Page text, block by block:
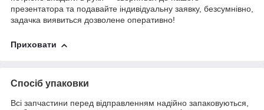
презентатора та подавайте індивідуальну заявку, безсумнівно,
задачка виявиться дозволене оперативно!
Приховати
Спосіб упаковки
Всі запчастини перед відправленням надійно запаковуються,